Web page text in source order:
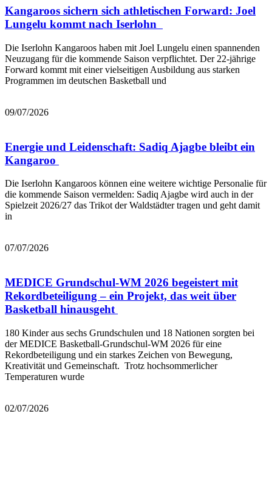
Kangaroos sichern sich athletischen Forward: Joel
Lungelu kommt nach Iserlohn
Die Iserlohn Kangaroos haben mit Joel Lungelu einen spannenden
Neuzugang für die kommende Saison verpflichtet. Der 22-jährige
Forward kommt mit einer vielseitigen Ausbildung aus starken
Programmen im deutschen Basketball und
09/07/2026
Energie und Leidenschaft: Sadiq Ajagbe bleibt ein
Kangaroo
Die Iserlohn Kangaroos können eine weitere wichtige Personalie für
die kommende Saison vermelden: Sadiq Ajagbe wird auch in der
Spielzeit 2026/27 das Trikot der Waldstädter tragen und geht damit
in
07/07/2026
MEDICE Grundschul-WM 2026 begeistert mit
Rekordbeteiligung – ein Projekt, das weit über
Basketball hinausgeht
180 Kinder aus sechs Grundschulen und 18 Nationen sorgten bei
der MEDICE Basketball-Grundschul-WM 2026 für eine
Rekordbeteiligung und ein starkes Zeichen von Bewegung,
Kreativität und Gemeinschaft. Trotz hochsommerlicher
Temperaturen wurde
02/07/2026